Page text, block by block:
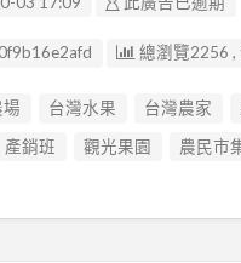
總瀏覽2256 ,
台灣水果 台灣農家
產銷班 觀光果園 農民市